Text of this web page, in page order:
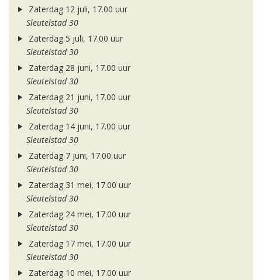
Zaterdag 12 juli, 17.00 uur
Sleutelstad 30
Zaterdag 5 juli, 17.00 uur
Sleutelstad 30
Zaterdag 28 juni, 17.00 uur
Sleutelstad 30
Zaterdag 21 juni, 17.00 uur
Sleutelstad 30
Zaterdag 14 juni, 17.00 uur
Sleutelstad 30
Zaterdag 7 juni, 17.00 uur
Sleutelstad 30
Zaterdag 31 mei, 17.00 uur
Sleutelstad 30
Zaterdag 24 mei, 17.00 uur
Sleutelstad 30
Zaterdag 17 mei, 17.00 uur
Sleutelstad 30
Zaterdag 10 mei, 17.00 uur